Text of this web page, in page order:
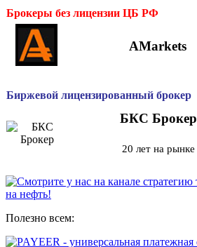
Брокеры без лицензии ЦБ РФ
AMarkets
Биржевой лицензированный брокер
БКС Брокер
20 лет на рынке
Полезно всем: